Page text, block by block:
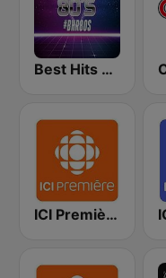
Best Hits Radio 80's
ICI Première Montréal